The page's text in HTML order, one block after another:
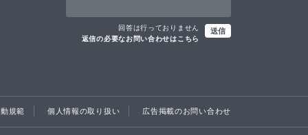
回答は行っておりません
返信の必要なお問い合わせはこちら
送信
規範 個人情報の取り扱い 広告掲載のお問い合わせ